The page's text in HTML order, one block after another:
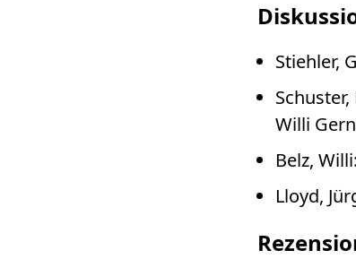
Stiehler,
Willi
Belz, Willi:
Lloyd,